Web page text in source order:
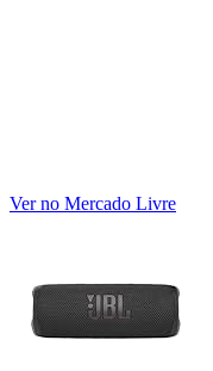
Ver no Mercado Livre